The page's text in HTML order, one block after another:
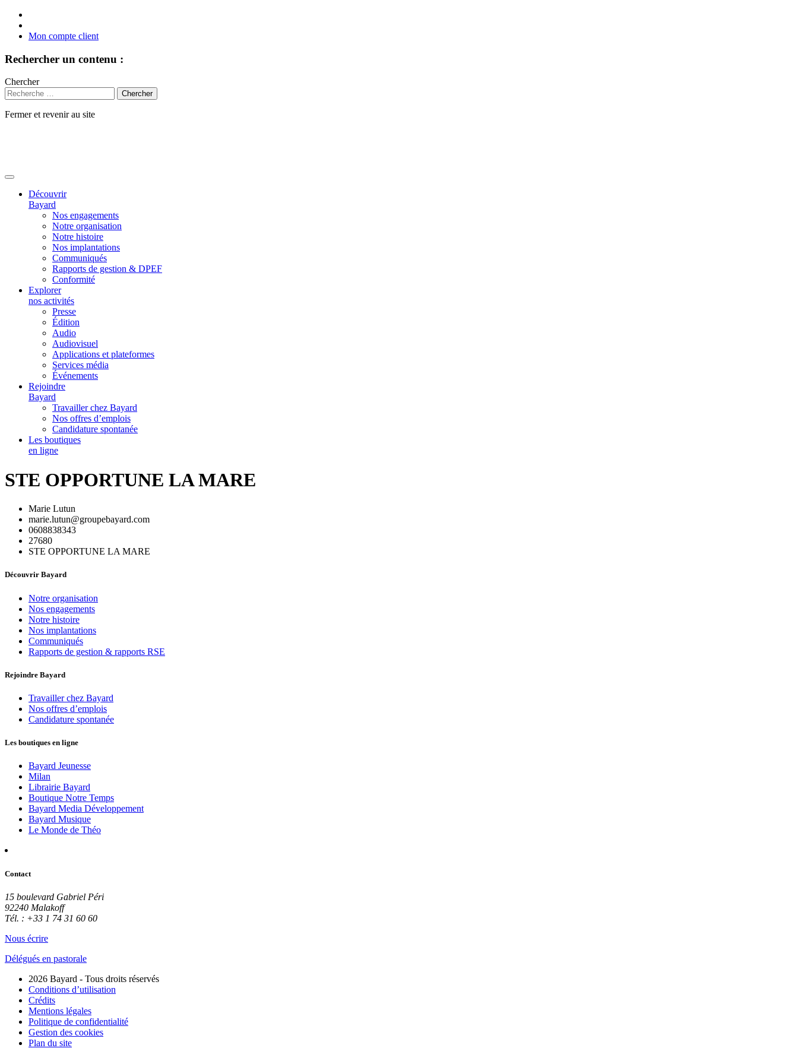
Mon compte client
Rechercher un contenu :
Chercher
Fermer et revenir au site
Découvrir
Bayard
Nos engagements
Notre organisation
Notre histoire
Nos implantations
Communiqués
Rapports de gestion & DPEF
Conformité
Explorer
nos activités
Presse
Édition
Audio
Audiovisuel
Applications et plateformes
Services média
Événements
Rejoindre
Bayard
Travailler chez Bayard
Nos offres d’emplois
Candidature spontanée
Les boutiques
en ligne
STE OPPORTUNE LA MARE
Marie Lutun
marie.lutun@groupebayard.com
0608838343
27680
STE OPPORTUNE LA MARE
Découvrir Bayard
Notre organisation
Nos engagements
Notre histoire
Nos implantations
Communiqués
Rapports de gestion & rapports RSE
Rejoindre Bayard
Travailler chez Bayard
Nos offres d’emplois
Candidature spontanée
Les boutiques en ligne
Bayard Jeunesse
Milan
Librairie Bayard
Boutique Notre Temps
Bayard Media Développement
Bayard Musique
Le Monde de Théo
Contact
15 boulevard Gabriel Péri
92240 Malakoff
Tél. : +33 1 74 31 60 60
Nous écrire
Délégués en pastorale
2026 Bayard - Tous droits réservés
Conditions d’utilisation
Crédits
Mentions légales
Politique de confidentialité
Gestion des cookies
Plan du site